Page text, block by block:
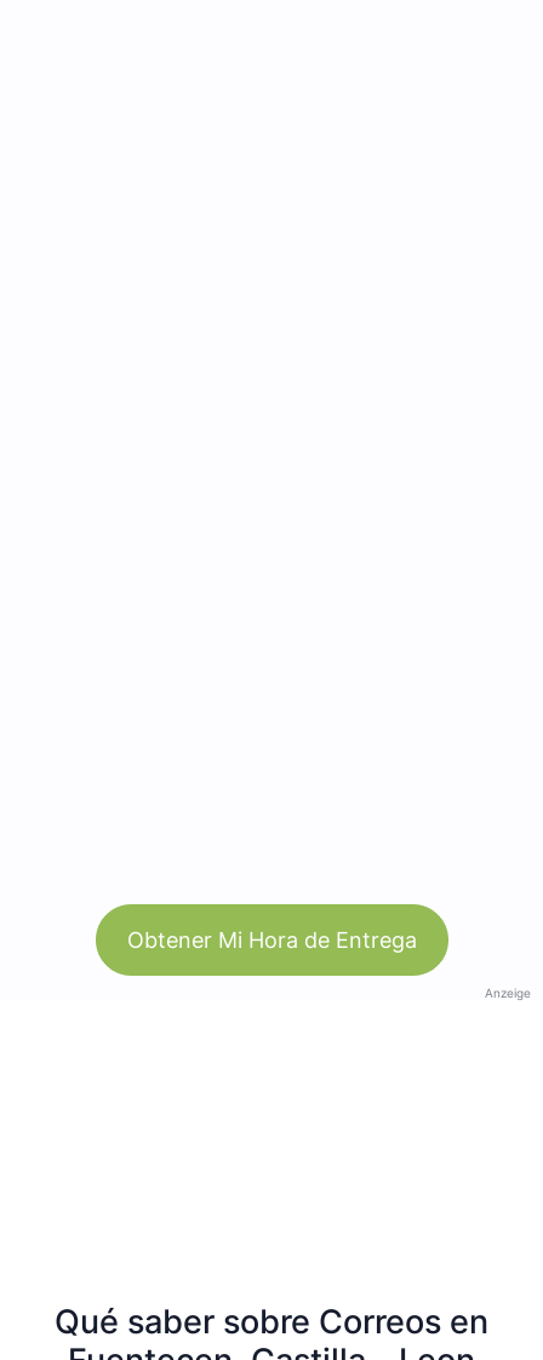
Obtener Mi Hora de Entrega
Anzeige
Qué saber sobre Correos en